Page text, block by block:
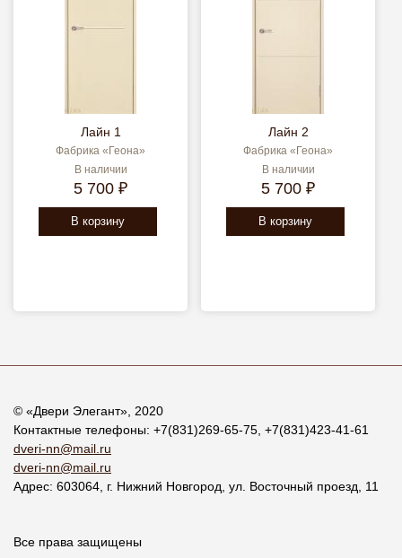
Лайн 1
Фабрика «Геона»
В наличии
5 700 ₽
В корзину
Лайн 2
Фабрика «Геона»
В наличии
5 700 ₽
В корзину
© «Двери Элегант», 2020
Контактные телефоны: +7(831)269-65-75 +7(831)423-41-61
dveri-nn@mail.ru
dveri-nn@mail.ru
Адрес: 603064 , г. Нижний Новгород ул. Восточный проезд, 11
Все права защищены